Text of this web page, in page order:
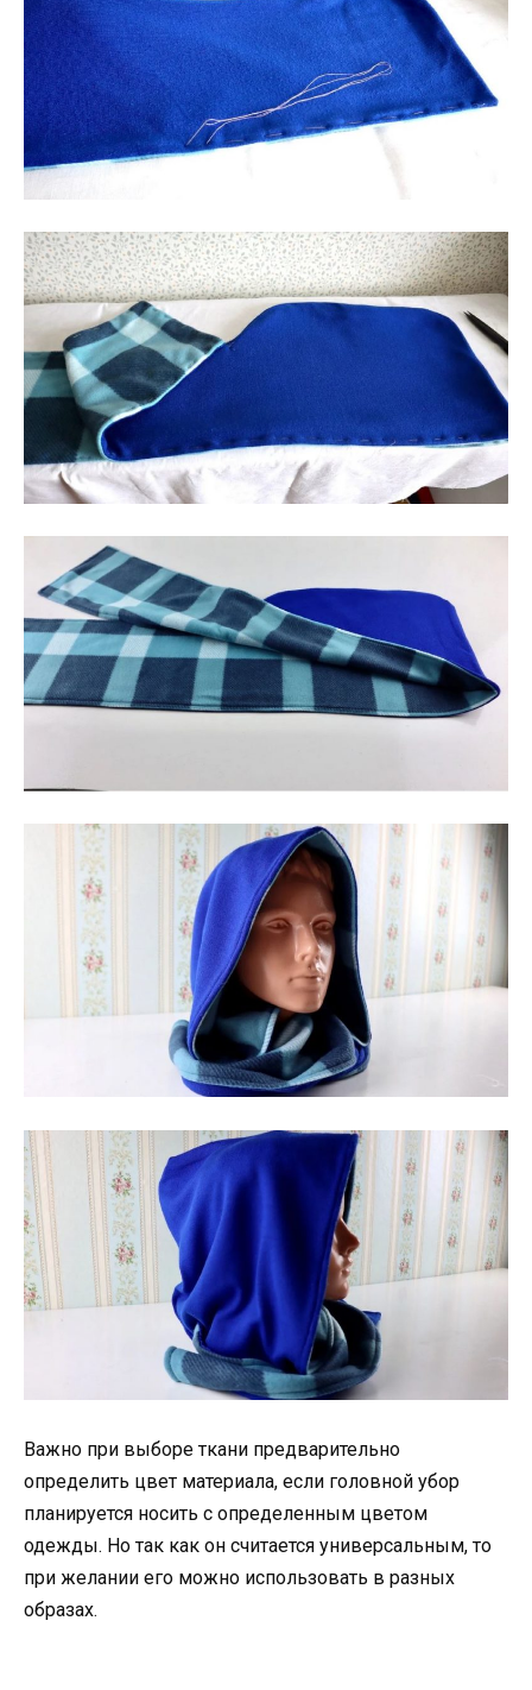
Важно при выборе ткани предварительно
определить цвет материала, если головной убор
планируется носить с определенным цветом
одежды. Но так как он считается универсальным, то
при желании его можно использовать в разных
образах.